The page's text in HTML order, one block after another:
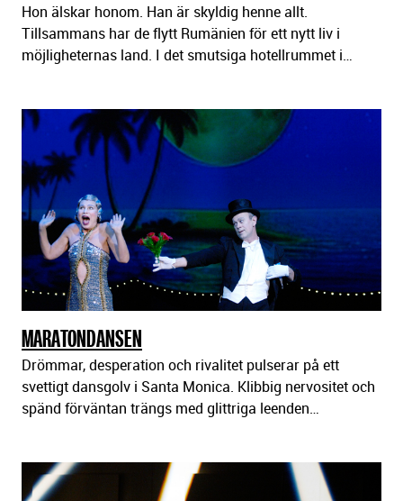
Hon älskar honom. Han är skyldig henne allt.
Tillsammans har de flytt Rumänien för ett nytt liv i
möjligheternas land. I det smutsiga hotellrummet i…
MARATONDANSEN
Drömmar, desperation och rivalitet pulserar på ett
svettigt dansgolv i Santa Monica. Klibbig nervositet och
spänd förväntan trängs med glittriga leenden…